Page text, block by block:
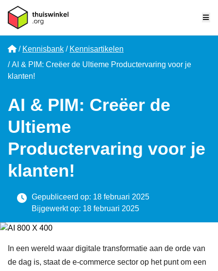
Home
Kennisbank
Kennisartikelen
AI & PIM: Creëer de Ultieme Productervaring voor je
klanten!
AI & PIM: Creëer de
Ultieme
Productervaring voor je
klanten!
Gepubliceerd op: 18 februari 2025
Bijgewerkt op: 18 februari 2025
In een wereld waar digitale transformatie aan de orde van
de dag is, staat de e-commerce sector op het punt om een